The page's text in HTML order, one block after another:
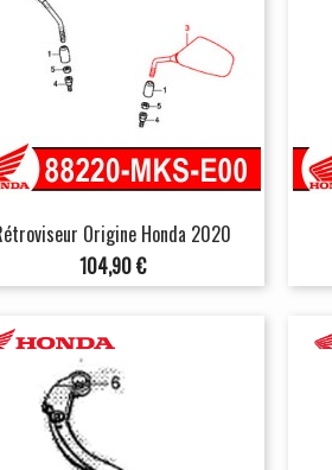
Origine Honda 2020
Prix
104,90 €